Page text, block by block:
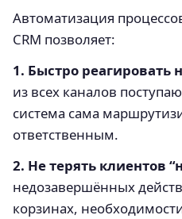
Автоматизация
CRM позволяет:
1. Быстро реагировать
из всех каналов
система сама
ответственным.
2. Не терять клиентов
недозавершённых
корзинах,